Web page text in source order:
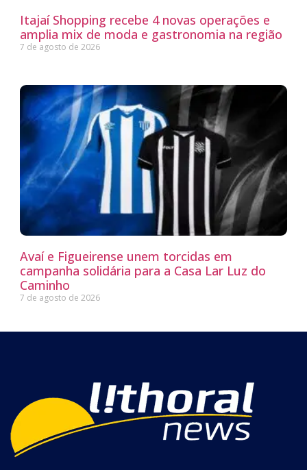
Itajaí Shopping recebe 4 novas operações e
amplia mix de moda e gastronomia na região
7 de agosto de 2026
Avaí e Figueirense unem torcidas em
campanha solidária para a Casa Lar Luz do
Caminho
7 de agosto de 2026